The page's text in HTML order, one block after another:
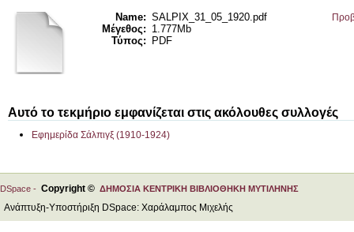
Name: SALPIX_31_05_1920.pdf
Μέγεθος: 1.777Mb
Τύπος:
PDF
Αυτό το τεκμήριο εμφανίζεται στις ακόλουθες συλλογές
Εφημερίδα Σάλπιγξ (1910-1924)
DSpace - Copyright © ΔΗΜΟΣΙΑ ΚΕΝΤΡΙΚΗ ΒΙΒΛΙΟΘΗΚΗ ΜΥΤΙΛΗΝΗΣ
Ανάπτυξη-Υποστήριξη DSpace: Χαράλαμπος Μιχελής